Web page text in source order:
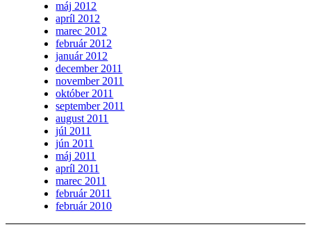
máj 2012
apríl 2012
marec 2012
február 2012
január 2012
december 2011
november 2011
október 2011
september 2011
august 2011
júl 2011
jún 2011
máj 2011
apríl 2011
marec 2011
február 2011
február 2010